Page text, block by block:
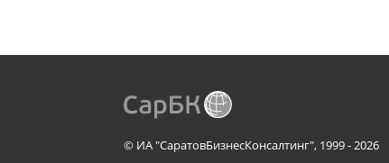
© ИА "СаратовБизнесКонсалтинг", 1999 - 2026